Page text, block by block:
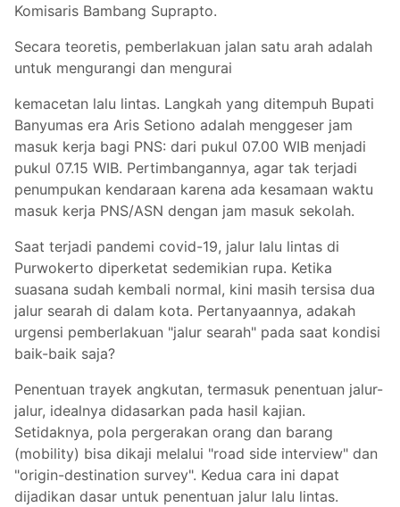
Komisaris Bambang Suprapto.
Secara teoretis, pemberlakuan jalan satu arah adalah
untuk mengurangi dan mengurai
kemacetan lalu lintas. Langkah yang ditempuh Bupati
Banyumas era Aris Setiono adalah menggeser jam
masuk kerja bagi PNS: dari pukul 07.00 WIB menjadi
pukul 07.15 WIB. Pertimbangannya, agar tak terjadi
penumpukan kendaraan karena ada kesamaan waktu
masuk kerja PNS/ASN dengan jam masuk sekolah.
Saat terjadi pandemi covid-19, jalur lalu lintas di
Purwokerto diperketat sedemikian rupa. Ketika
suasana sudah kembali normal, kini masih tersisa dua
jalur searah di dalam kota. Pertanyaannya, adakah
urgensi pemberlakuan "jalur searah" pada saat kondisi
baik-baik saja?
Penentuan trayek angkutan, termasuk penentuan jalur-
jalur, idealnya didasarkan pada hasil kajian.
Setidaknya, pola pergerakan orang dan barang
(mobility) bisa dikaji melalui "road side interview" dan
"origin-destination survey". Kedua cara ini dapat
dijadikan dasar untuk penentuan jalur lalu lintas.